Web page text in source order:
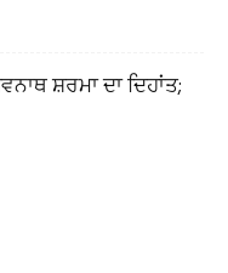
ਸ਼ਰਮਾ ਦਾ ਦਿਹਾਂਤ;